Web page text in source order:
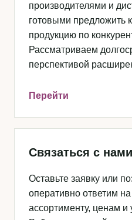
производителями и
готовыми предложить
продукцию по
Рассматриваем
перспективой
Перейти
Связаться с нами
Оставьте заявку или
оперативно ответим
ассортименту, ценам и